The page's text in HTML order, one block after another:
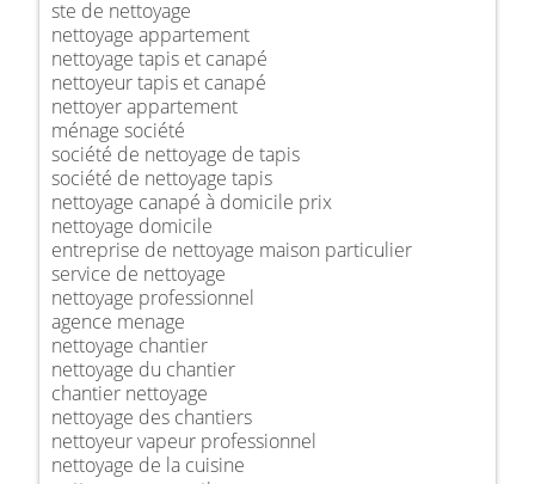
ste de nettoyage
nettoyage appartement
nettoyage tapis et canapé
nettoyeur tapis et canapé
nettoyer appartement
ménage société
société de nettoyage de tapis
société de nettoyage tapis
nettoyage canapé à domicile prix
nettoyage domicile
entreprise de nettoyage maison particulier
service de nettoyage
nettoyage professionnel
agence menage
nettoyage chantier
nettoyage du chantier
chantier nettoyage
nettoyage des chantiers
nettoyeur vapeur professionnel
nettoyage de la cuisine